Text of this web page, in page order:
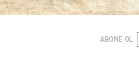
ABONE OL